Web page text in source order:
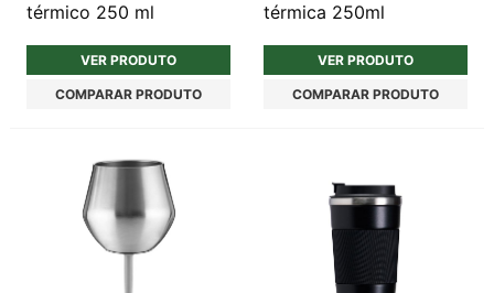
térmico 250 ml
VER PRODUTO
COMPARAR PRODUTO
térmica 250ml
VER PRODUTO
COMPARAR PRODUTO